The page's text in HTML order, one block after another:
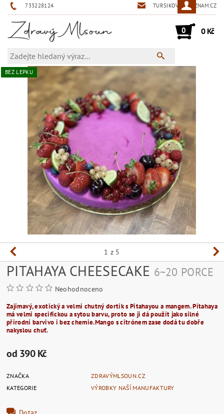
733228124 TURSIKOVA@SEZNAM.CZ
0 0 Kč
BEZ LEPKU
1 z 5
PITAHAYA CHEESECAKE 6~20 PORCE
Neohodnoceno
Zajímavý, exotický a velmi chutný dortík s Pitahayou a mangem. Pitahaya
má velmi specifickou a sytou barvu, proto se ji dá použít jako silné
přírodní barvivo i bez chemie.Mango s citrónem zase dodá tu dobře
nakyslou chuť.
od 390 Kč
ZNAČKA
ZDRAVÝMLSOUN.CZ
KATEGORIE
VÝROBKY NAŠÍ MANUFAKTURY